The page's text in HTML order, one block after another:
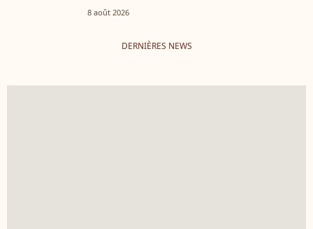
Hardy
8 août 2026
DERNIÈRES NEWS